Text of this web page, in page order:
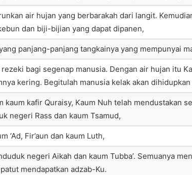
air hujan yang berbarakah dari langit.
dan biji-bijian yang dapat dipanen,
panjang-panjang tangkainya yang mempunyai
rezeki bagi segenap manusia. Dengan air hujan itu
kering. Begitulah manusia kelak akan
kaum kafir Quraisy, Kaum Nuh telah mendustakan
negeri Rass dan kaum Tsamud,
‘Ad, Fir’aun dan kaum Luth,
negeri Aikah dan kaum Tubba’. Semuanya
mendapatkan adzab-Ku.